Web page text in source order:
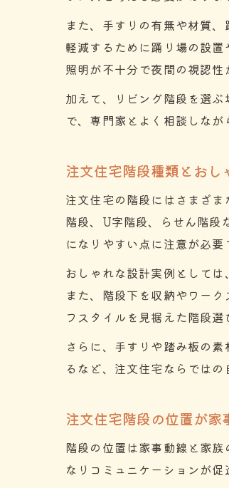
また、手すりの有無や材質
軽減するために踊り場の設
照明が不十分で夜間の視認性
加えて、リビング階段を選
で、専門家とよく相談しな
注文住宅階段種類とおし
注文住宅の階段にはさまざ
階段、U字階段、らせん階段
になりやすい点に注意が必要
おしゃれな設計実例として
また、階段下を収納やワー
フスタイルを見据えた階段選
さらに、手すりや踏み板の
るなど、注文住宅ならでは
注文住宅階段の位置が家
階段の位置は家事動線と家
なりコミュニケーションが